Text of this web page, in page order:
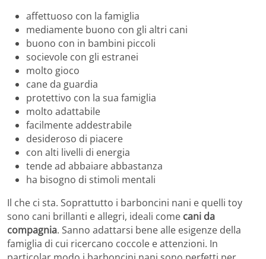
affettuoso con la famiglia
mediamente buono con gli altri cani
buono con in bambini piccoli
socievole con gli estranei
molto gioco
cane da guardia
protettivo con la sua famiglia
molto adattabile
facilmente addestrabile
desideroso di piacere
con alti livelli di energia
tende ad abbaiare abbastanza
ha bisogno di stimoli mentali
Il che ci sta. Soprattutto i barboncini nani e quelli toy
sono cani brillanti e allegri, ideali come cani da
compagnia. Sanno adattarsi bene alle esigenze della
famiglia di cui ricercano coccole e attenzioni. In